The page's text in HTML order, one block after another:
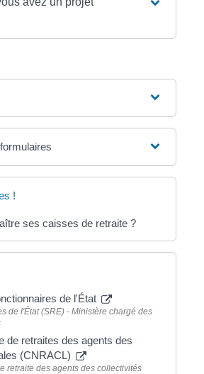
!
ses caisses de retraite ?
de l'État
de l'État (SRE) - Ministère chargé des
de retraites des agents des
(CNRACL)
retraite des agents des collectivités